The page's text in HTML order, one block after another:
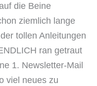
die Beine
ziemlich lange
tollen Anleitungen
ran getraut
1. Newsletter-Mail
viel neues zu